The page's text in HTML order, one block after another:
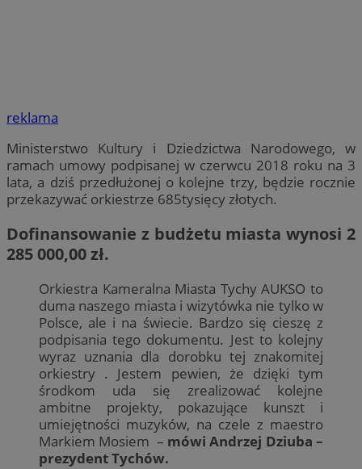
reklama
Ministerstwo Kultury i Dziedzictwa Narodowego, w
ramach umowy podpisanej w czerwcu 2018 roku na 3
lata, a dziś przedłużonej o kolejne trzy, będzie rocznie
przekazywać orkiestrze 685tysięcy złotych.
Dofinansowanie z budżetu miasta wynosi 2
285 000,00 zł.
Orkiestra Kameralna Miasta Tychy AUKSO to
duma naszego miasta i wizytówka nie tylko w
Polsce, ale i na świecie. Bardzo się cieszę z
podpisania tego dokumentu. Jest to kolejny
wyraz uznania dla dorobku tej znakomitej
orkiestry . Jestem pewien, że dzięki tym
środkom uda się zrealizować kolejne
ambitne projekty, pokazujące kunszt i
umiejętności muzyków, na czele z maestro
Markiem Mosiem – mówi Andrzej Dziuba –
prezydent Tychów.